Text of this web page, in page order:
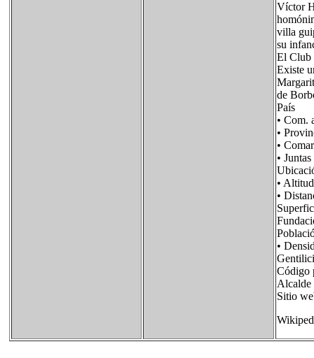
Víctor
villa
su
El Club
Existe
de
País
•
•
•
•
•
•
•
Sitio